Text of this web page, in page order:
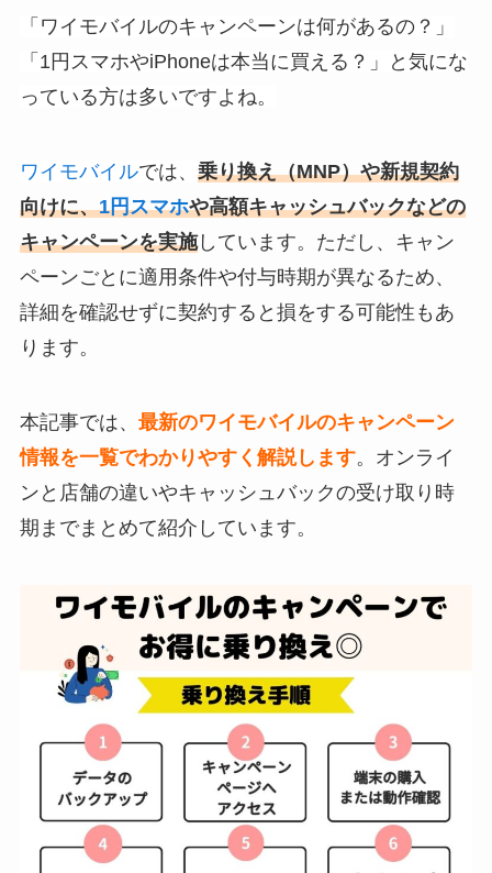
「ワイモバイルのキャンペーンは何があるの？」
「1円スマホやiPhoneは本当に買える？」と気にな
っている方は多いですよね。
ワイモバイルでは、 乗り換え（MNP）や新規契約
向けに、1円スマホや高額キャッシュバックなどの
キャンペーンを実施しています。ただし、キャン
ペーンごとに適用条件や付与時期が異なるため、
詳細を確認せずに契約すると損をする可能性もあ
ります。
本記事では、 最新のワイモバイルのキャンペーン
情報を一覧でわかりやすく解説します。オンライ
ンと店舗の違いやキャッシュバックの受け取り時
期までまとめて紹介しています。